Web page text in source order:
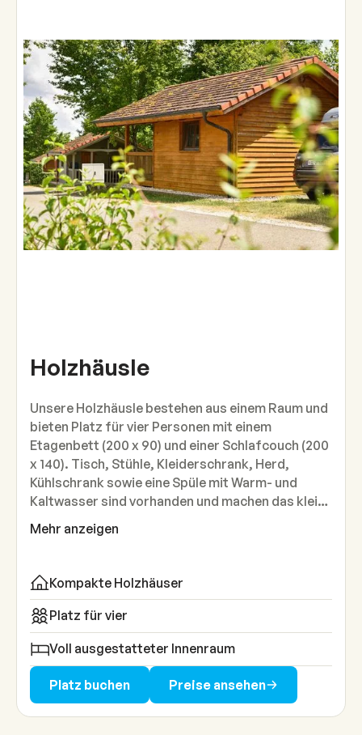
Holzhäusle
Unsere Holzhäusle bestehen aus einem Raum und
bieten Platz für vier Personen mit einem
Etagenbett (200 x 90) und einer Schlafcouch (200
x 140). Tisch, Stühle, Kleiderschrank, Herd,
Kühlschrank sowie eine Spüle mit Warm- und
Kaltwasser sind vorhanden und machen das kleine
Häuschen zu einem gemütlichen Rückzugsort.
Auf der Terrasse warten eine Eckbank und ein
oder lange Abende in der Natur. Decken, Kissen,
Bettwäsche, Geschirr, Besteck und
Kochutensilien sind im Preis enthalten. Wer mit
leichtem Gepäck reist, kann Frotteewäsche,
Hochstuhl oder Liegestühle ausleihen. Haustiere
und Rauchen sind nicht erlaubt, damit alles
sauber und frisch bleibt.
Mehr anzeigen
Kompakte Holzhäuser
Platz für vier
Voll ausgestatteter Innenraum
Platz buchen Preise ansehen